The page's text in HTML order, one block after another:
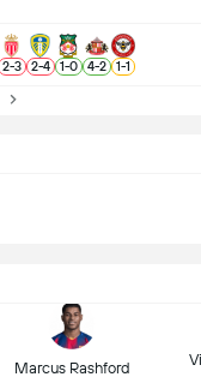
2-3 2-4 1-0 4-2 1-1
Marcus Rashford